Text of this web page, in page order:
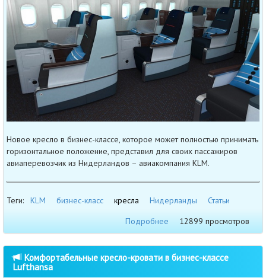
Новое кресло в бизнес-классе, которое может полностью принимать
горизонтальное положение, представил для своих пассажиров
авиаперевозчик из Нидерландов – авиакомпания KLM.
Теги: KLM бизнес-класс кресла Нидерланды
Статьи
Подробнее
12899 просмотров
Комфортабельные кресло-кровати в бизнес-классе
Lufthansa